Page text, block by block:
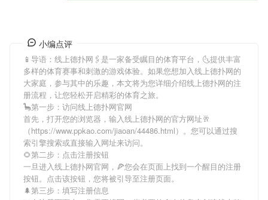
小编点评
📱导语： 线上德扑网 🖇是一家备受瞩目的体育平台，🌜提供丰富
多样的体育赛事和刺激的游戏体验。如果您想加入线上德扑网的
大家庭，参与其中的乐趣，本文将为您详细介绍线上德扑网的注
册流程，让您轻松开启精彩的体育之旅。
🦕第一步：访问线上德扑网官网
首先，打开您的浏览器，输入线上德扑网的官方网址🥂
（https://www.ppkao.com/jiaoan/44486.html）。您可以通过搜
索引擎搜索或直接输入网址来访问。
🌻第二步：点击注册按钮
一旦进入线上德扑网官网，🍕您会在页面上找到一个醒目的注册
按钮。点击该按钮，您将被引导至注册页面。
🌲第三步：填写注册信息